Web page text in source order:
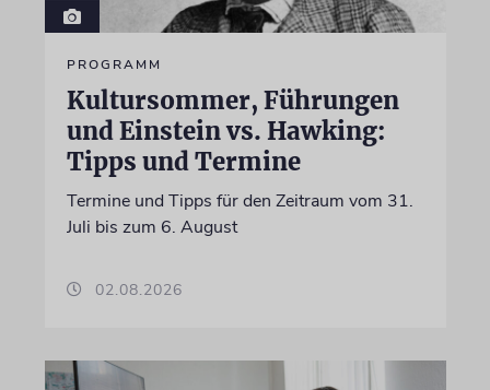
PROGRAMM
Kultursommer, Führungen
und Einstein vs. Hawking:
Tipps und Termine
Termine und Tipps für den Zeitraum vom 31.
Juli bis zum 6. August
02.08.2026